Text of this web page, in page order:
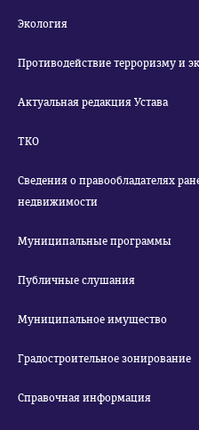
Экология
Противодействие терроризму и
Актуальная редакция Устава
ТКО
Сведения о правообладателях
недвижимости
Муниципальные программы
Публичные слушания
Муниципальное имущество
Градостроительное зонирование
Справочная информация